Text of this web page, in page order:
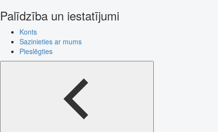
Palīdzība un iestatījumi
Konts
Sazinieties ar mums
Pieslēgties